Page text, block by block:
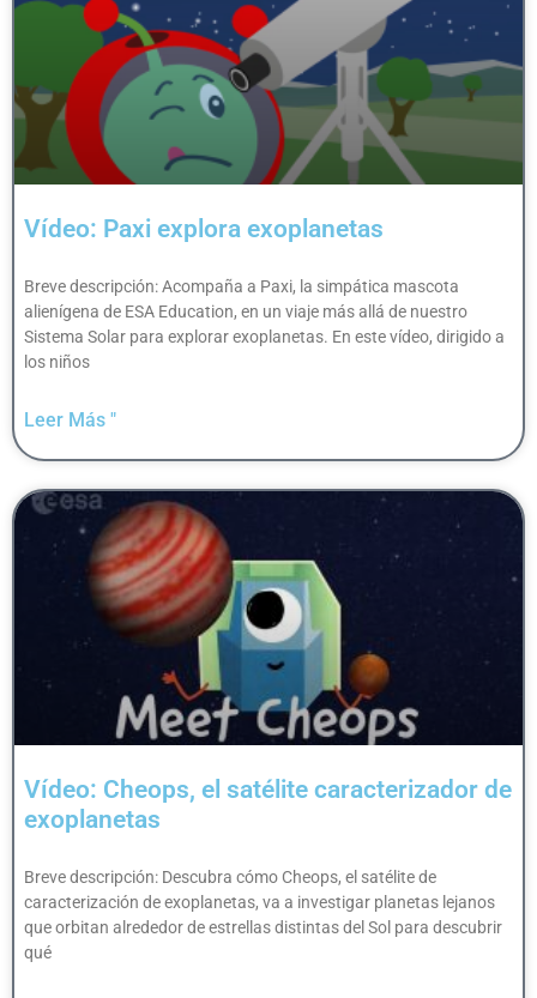
Vídeo: Paxi explora exoplanetas
Breve descripción: Acompaña a Paxi, la simpática mascota
alienígena de ESA Education, en un viaje más allá de nuestro
Sistema Solar para explorar exoplanetas. En este vídeo, dirigido a
los niños
Leer Más "
Vídeo: Cheops, el satélite caracterizador de
exoplanetas
Breve descripción: Descubra cómo Cheops, el satélite de
caracterización de exoplanetas, va a investigar planetas lejanos
que orbitan alrededor de estrellas distintas del Sol para descubrir
qué